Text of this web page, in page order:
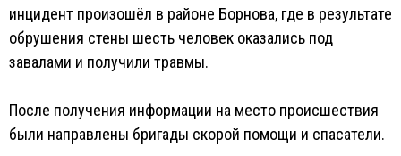
инцидент произошёл в районе Борнова, где в результате
обрушения стены шесть человек оказались под
завалами и получили травмы.
После получения информации на место происшествия
были направлены бригады скорой помощи и спасатели.